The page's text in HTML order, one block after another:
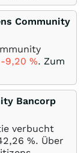
Community
-9,20 %. Zum
Bancorp
verbucht
%. Über